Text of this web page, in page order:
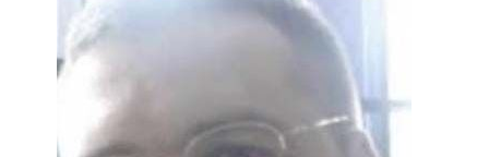
MON PETIT ÉDITEUR